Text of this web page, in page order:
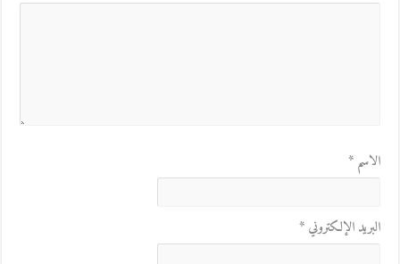
الاسم*
البريد الإلكتروني*